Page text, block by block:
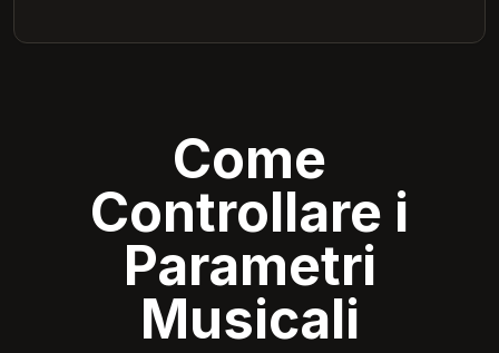
Come
Controllare i
Parametri
Musicali